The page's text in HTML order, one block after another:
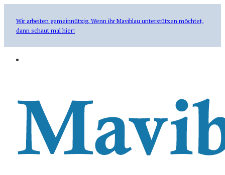
Wir arbeiten gemeinnützig. Wenn ihr Maviblau unterstützen möchtet,
dann schaut mal hier!